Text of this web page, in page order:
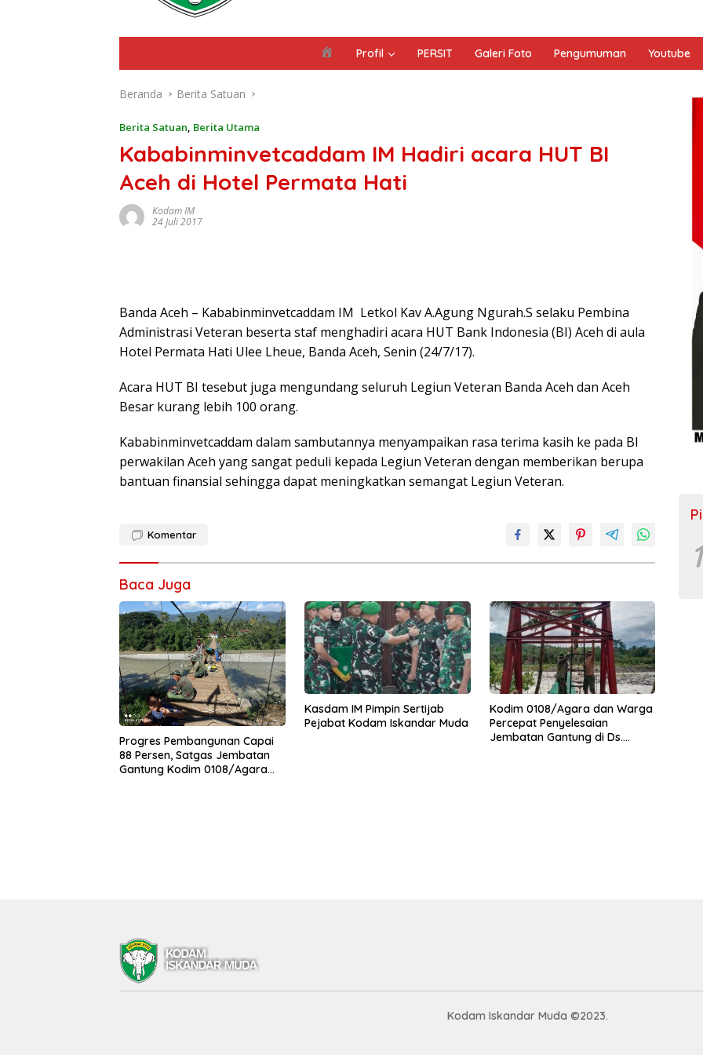
e
Profil PERSIT Galeri Foto Pengumuman Youtube
Beranda Berita Satuan
Berita Satuan, Berita Utama
Kababinminvetcaddam IM Hadiri acara HUT BI
Aceh di Hotel Permata Hati
Kodam IM
24 Juli 2017
Banda Aceh – Kababinminvetcaddam IM Letkol Kav A.Agung Ngurah.S selaku Pembina
Administrasi Veteran beserta staf menghadiri acara HUT Bank Indonesia (BI) Aceh di aula
Hotel Permata Hati Ulee Lheue, Banda Aceh, Senin (24/7/17).
Acara HUT BI tesebut juga mengundang seluruh Legiun Veteran Banda Aceh dan Aceh
Besar kurang lebih 100 orang.
Kababinminvetcaddam dalam sambutannya menyampaikan rasa terima kasih ke pada BI
perwakilan Aceh yang sangat peduli kepada Legiun Veteran dengan memberikan berupa
bantuan finansial sehingga dapat meningkatkan semangat Legiun Veteran.
Komentar
Baca Juga
Progres Pembangunan Capai
88 Persen, Satgas Jembatan
Gantung Kodim 0108/Agara
Kasdam IM Pimpin Sertijab
Pejabat Kodam Iskandar Muda
Kodim 0108/Agara dan Warga
Percepat Penyelesaian
Jembatan Gantung di Ds.
1
Kodam Iskandar Muda ©2023.